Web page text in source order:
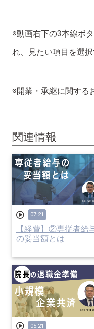
※動画右下の3本線ボ
れ、見たい項目を選択
※開業・承継に関する
関連情報
07:21
【経費】②専従者給
の妥当額とは
05:21